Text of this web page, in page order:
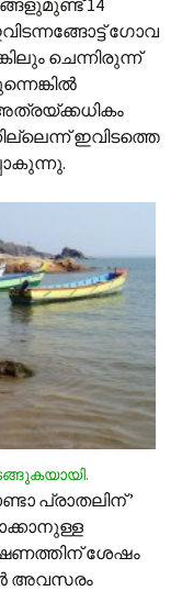
14
ഗോവ
ചെന്നിരുന്ന്
ഇവിടത്തെ
പ്രാതലിന് ’
ശേഷം
അവസരം